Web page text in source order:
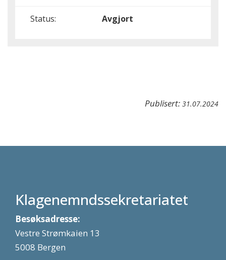
Status: Avgjort
Publisert: 31.07.2024
Klagenemndssekretariatet
Besøksadresse:
Vestre Strømkaien 13
5008 Bergen